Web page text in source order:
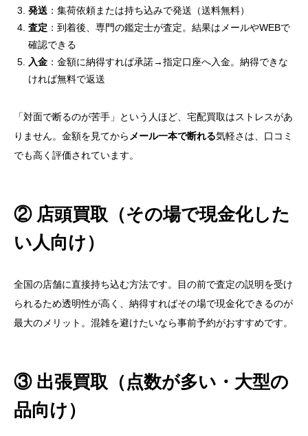
発送 ：集荷依頼または持ち込みで発送（送料無料）
査定 ：到着後、専門の鑑定士が査定。結果はメールやWEBで
確認できる
入金 ：金額に納得すれば承諾→指定口座へ入金。納得できな
ければ無料で返送
「対面で断るのが苦手」という人ほど、宅配買取はストレスがあ
りません。金額を見てからメール一本で断れる気軽さは、口コミ
でも高く評価されています。
② 店頭買取（その場で現金化した
い人向け）
全国の店舗に直接持ち込む方法です。目の前で査定の説明を受け
られるため透明性が高く、納得すればその場で現金化できるのが
最大のメリット。混雑を避けたいなら事前予約がおすすめです。
③ 出張買取（点数が多い・大型の
品向け）